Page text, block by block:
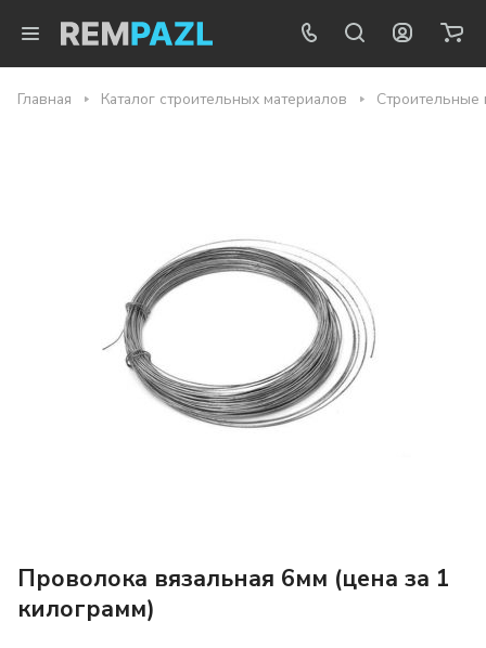
Главная Каталог строительных материалов Строительные
Проволока вязальная 6мм (цена за 1
килограмм)